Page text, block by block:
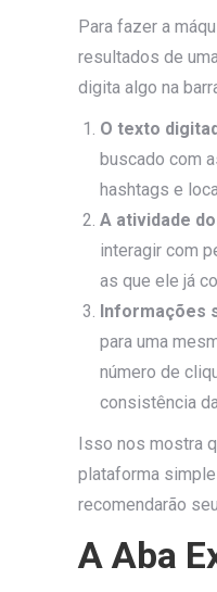
Para fazer a
resultados de
digita algo na
O texto
buscado com
hashtags e
A atividade
interagir com
as que ele já
Informações
para uma
número de
consistência
Isso nos mostra
plataforma
recomendarão
A Aba